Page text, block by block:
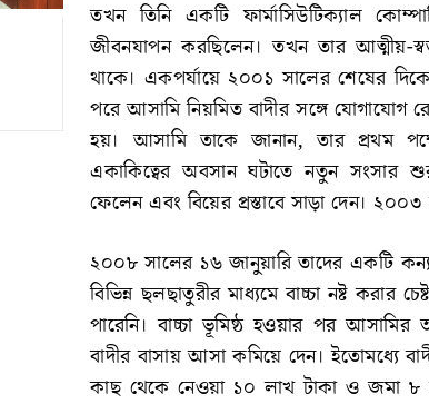
তখন তিনি একটি ফার্মাসিউটিক্যাল
জীবনযাপন করছিলেন। তখন তার আত্মীয়-
থাকে। একপর্যায়ে ২০০১ সালের শেষের
পরে আসামি নিয়মিত বাদীর সঙ্গে যোগাযোগ
হয়। আসামি তাকে জানান, তার প্রথম
একাকিত্বের অবসান ঘটাতে নতুন সংসার
ফেলেন এবং বিয়ের প্রস্তাবে সাড়া দেন।
২০০৮ সালের ১৬ জানুয়ারি তাদের একটি
বিভিন্ন ছলছাতুরীর মাধ্যমে বাচ্চা নষ্ট করার
পারেনি। বাচ্চা ভূমিষ্ঠ হওয়ার পর
বাদীর বাসায় আসা কমিয়ে দেন। ইতোমধ্যে
কাছ থেকে নেওয়া ১০ লাখ টাকা ও জমা ৮